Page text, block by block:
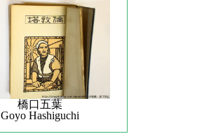
橋口五葉
Goyo Hashiguchi